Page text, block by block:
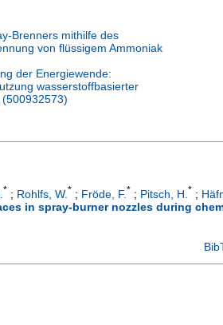
Brenners mithilfe des
von flüssigem Ammoniak
der Energiewende:
wasserstoffbasierter
* ; Rohlfs, W. * ; Fröde, F. * ; Pitsch, H. * ;
in spray-burner nozzles during